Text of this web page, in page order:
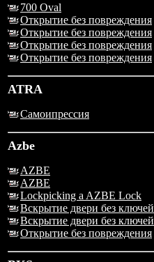
700 Oval
Открытие без повреждения
Открытие без повреждения
Открытие без повреждения
Открытие без повреждения
ATRA
Самоипрессия
Azbe
AZBE
AZBE
Lockpicking a AZBE Lock
Вскрытие двери без ключей
Вскрытие двери без ключей
Открытие без повреждения